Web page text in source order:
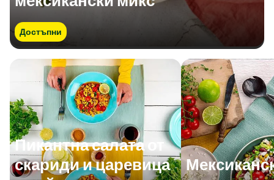
Достъпни
Пикантна салата от
скариди и царевица